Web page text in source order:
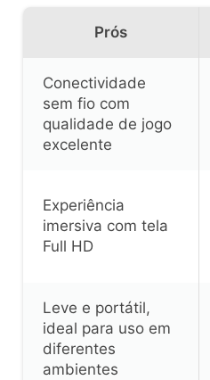
Prós
Conectividade
sem fio com
qualidade de jogo
excelente
Experiência
imersiva com tela
Full HD
Leve e portátil,
ideal para uso em
diferentes
ambientes